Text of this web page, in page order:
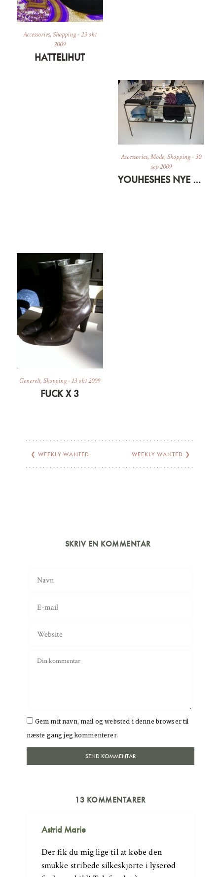
Accessories, Shopping-23 okt
2009
HATTELIHUT
Accessories,Mode,Shopping-30
sep 2009
YOUHESHES NYE SHOWROOM
Generelt,Shopping- 13 okt 2009
FUCK X 3
❮ WEEKLY WANTED WEEKLY WANTED ❯
SKRIV EN KOMMENTAR
Gem mit navn, mail og websted i denne browser til
næste gang jeg kommenterer.
13 KOMMENTARER
Astrid Marie
Der fik du mig lige til at købe den
smukke stribede silkeskjorte i lyserød